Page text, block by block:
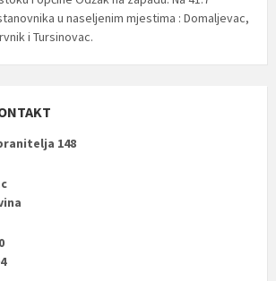
u naseljenim mjestima : Domaljevac,
i Tursinovac.
148